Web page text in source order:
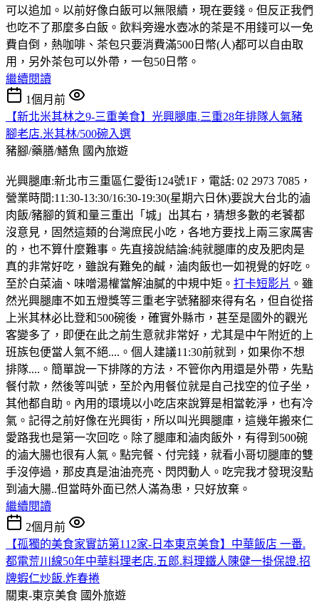
可以追加。以前好像白飯可以無限續，現在要錢。但反正我們
也吃不了那麼多白飯。飲料旁邊水壺冰的茶是不用錢可以一免
費自倒，熱咖啡、茶包只要消費滿500日幣(人)都可以自由取
用，另外茶包可以外帶，一包50日幣。
繼續閱讀
1個月前
【新北米其林之9-三重美食】光興腿庫.三重28年排隊人氣豬
腳老店.米其林/500碗入選
豬腳/藥膳/鱔魚 國內旅遊
光興腿庫:新北市三重區仁愛街124號1F，電話: 02 2973 7085，
營業時間:11:30-13:30/16:30-19:30(星期六日休)要說大台北的滷
肉飯/豬腳的質和量三重出「城」出其右，猜想多數的老饕都
沒意見，固然這類的台灣庶民小吃，各地方要找上兩三家厲害
的，也不算什麼難事。先直接說結論:純就腿庫的皮及肥肉是
真的非常好吃，雖說有難免的鹹，滷肉飯也一如視覺的好吃。
至於白菜滷、味噌湯權當解油膩的中規中矩。 打卡短影片 。雖
然光興腿庫不如五燈獎等三重老字號豬腳來得有名，但自從搭
上米其林必比登和500碗後，確實外縣市，甚至是國外的觀光
客變多了，即便在此之前生意就非常好，尤其是中午附近的上
班族包便當人氣不絕....。個人建議11:30前就到，如果你不想
排隊....。簡單說一下排隊的方法，不管你內用還是外帶，先點
餐付款，然後等叫號，至於內用餐位就是自己找空的位子坐，
其他都自助。內用的環境以小吃店來說算是相當乾淨，也有冷
氣。記得之前好像在光興街，所以叫光興腿庫，這幾年搬來仁
愛路我也是第一次回吃。除了腿庫和滷肉飯外，有得到500碗
的滷大腸也很有人氣。點完餐、付完錢，就看小哥切腿庫的雙
手沒停過，那皮真是油油亮亮、閃閃動人。吃完我才發現沒點
到滷大腸..但當時外面已然人滿為患，只好放棄。
繼續閱讀
2個月前
【孤獨的美食家實訪第112家-日本東京美食】中華飯店 一番.
都電荒川線50年中華料理老店.五郎.料理鐵人陳健一掛保證.招
牌蝦仁炒飯.炸春捲
關東-東京美食 國外旅遊